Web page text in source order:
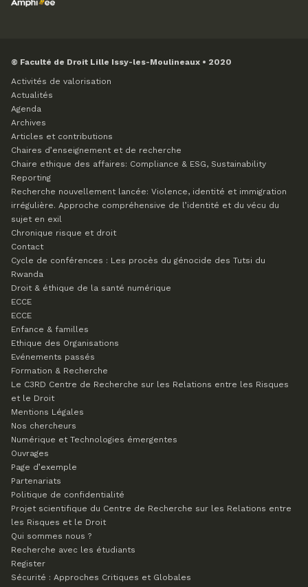
© Faculté de Droit Lille Issy-les-Moulineaux • 2020
Activités de valorisation
Actualités
Agenda
Archives
Articles et contributions
Chaires d’enseignement et de recherche
Chaire ethique des affaires: Compliance & ESG, Sustainability
Reporting
Recherche nouvellement lancée: Violence, identité et immigration
irrégulière. Approche compréhensive de l’identité et du vécu du
sujet en exil
Chronique risque et droit
Contact
Cycle de conférences : Les procès du génocide des Tutsi du
Rwanda
Droit & éthique de la santé numérique
ECCE
ECCE
Enfance & familles
Ethique des Organisations
Evénements passés
Formation & Recherche
Le C3RD Centre de Recherche sur les Relations entre les Risques
et le Droit
Mentions Légales
Nos chercheurs
Numérique et Technologies émergentes
Ouvrages
Page d’exemple
Partenariats
Politique de confidentialité
Projet scientifique du Centre de Recherche sur les Relations entre
les Risques et le Droit
Qui sommes nous ?
Recherche avec les étudiants
Register
Sécurité : Approches Critiques et Globales